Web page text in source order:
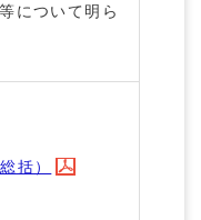
について明ら
括）